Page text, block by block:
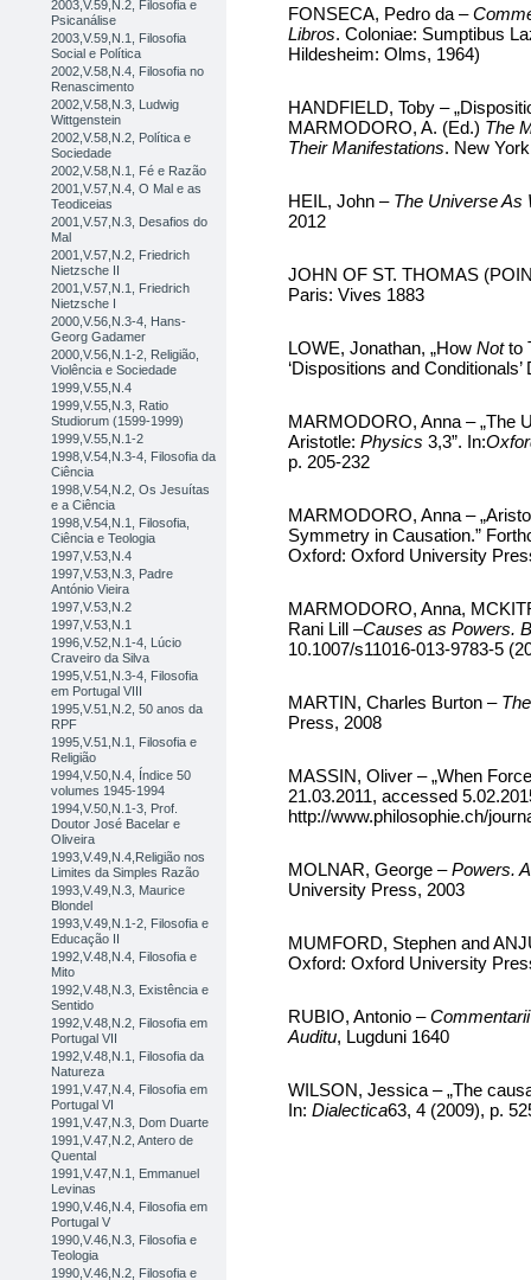
2003,V.59,N.2, Filosofia e
Psicanálise
2003,V.59,N.1, Filosofia
Social e Política
2002,V.58,N.4, Filosofia no
Renascimento
2002,V.58,N.3, Ludwig
Wittgenstein
2002,V.58,N.2, Política e
Sociedade
2002,V.58,N.1, Fé e Razão
2001,V.57,N.4, O Mal e as
Teodiceias
2001,V.57,N.3, Desafios do
Mal
2001,V.57,N.2, Friedrich
Nietzsche II
2001,V.57,N.1, Friedrich
Nietzsche I
2000,V.56,N.3-4, Hans-
Georg Gadamer
2000,V.56,N.1-2, Religião,
Violência e Sociedade
1999,V.55,N.4
1999,V.55,N.3, Ratio
Studiorum (1599-1999)
1999,V.55,N.1-2
1998,V.54,N.3-4, Filosofia da
Ciência
1998,V.54,N.2, Os Jesuítas
e a Ciência
1998,V.54,N.1, Filosofia,
Ciência e Teologia
1997,V.53,N.4
1997,V.53,N.3, Padre
António Vieira
1997,V.53,N.2
1997,V.53,N.1
1996,V.52,N.1-4, Lúcio
Craveiro da Silva
1995,V.51,N.3-4, Filosofia
em Portugal VIII
1995,V.51,N.2, 50 anos da
RPF
1995,V.51,N.1, Filosofia e
Religião
1994,V.50,N.4, Índice 50
volumes 1945-1994
1994,V.50,N.1-3, Prof.
Doutor José Bacelar e
Oliveira
1993,V.49,N.4,Religião nos
Limites da Simples Razão
1993,V.49,N.3, Maurice
Blondel
1993,V.49,N.1-2, Filosofia e
Educação II
1992,V.48,N.4, Filosofia e
Mito
1992,V.48,N.3, Existência e
Sentido
1992,V.48,N.2, Filosofia em
Portugal VII
1992,V.48,N.1, Filosofia da
Natureza
1991,V.47,N.4, Filosofia em
Portugal VI
1991,V.47,N.3, Dom Duarte
1991,V.47,N.2, Antero de
Quental
1991,V.47,N.1, Emmanuel
Levinas
1990,V.46,N.4, Filosofia em
Portugal V
1990,V.46,N.3, Filosofia e
Teologia
1990,V.46,N.2, Filosofia e
FONSECA, Pedro da –
Libros. Coloniae: Sumptibus
Hildesheim: Olms, 1964)
HANDFIELD, Toby –
MARMODORO, A. (Ed.) The
Their Manifestations. New
HEIL, John – The Universe As
2012
JOHN OF ST. THOMAS
Paris: Vives 1883
LOWE, Jonathan, „How Notto
‘Dispositions and Conditionals’
MARMODORO, Anna – „The
Aristotle: Physics 3,3”. In:
p. 205-232
MARMODORO, Anna –
Symmetry in Causation.”
Oxford: Oxford University
MARMODORO, Anna,
Rani Lill –Causes as Powers.
10.1007/s11016-013-9783-5
MARTIN, Charles Burton –
Press, 2008
MASSIN, Oliver – „When
21.03.2011, accessed
http://www.philosophie.ch/
MOLNAR, George –Powers.
University Press, 2003
MUMFORD, Stephen and
Oxford: Oxford University
RUBIO, Antonio –
Auditu, Lugduni 1640
WILSON, Jessica – „The
In: Dialectica63, 4 (2009), p.